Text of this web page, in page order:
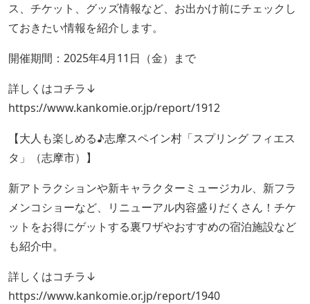
ス、チケット、グッズ情報など、お出かけ前にチェックし
ておきたい情報を紹介します。
開催期間：2025年4月11日（金）まで
詳しくはコチラ↓
https://www.kankomie.or.jp/report/1912
【大人も楽しめる♪志摩スペイン村「スプリング フィエス
タ」（志摩市）】
新アトラクションや新キャラクターミュージカル、新フラ
メンコショーなど、リニューアル内容盛りだくさん！チケ
ットをお得にゲットする裏ワザやおすすめの宿泊施設など
も紹介中。
詳しくはコチラ↓
https://www.kankomie.or.jp/report/1940